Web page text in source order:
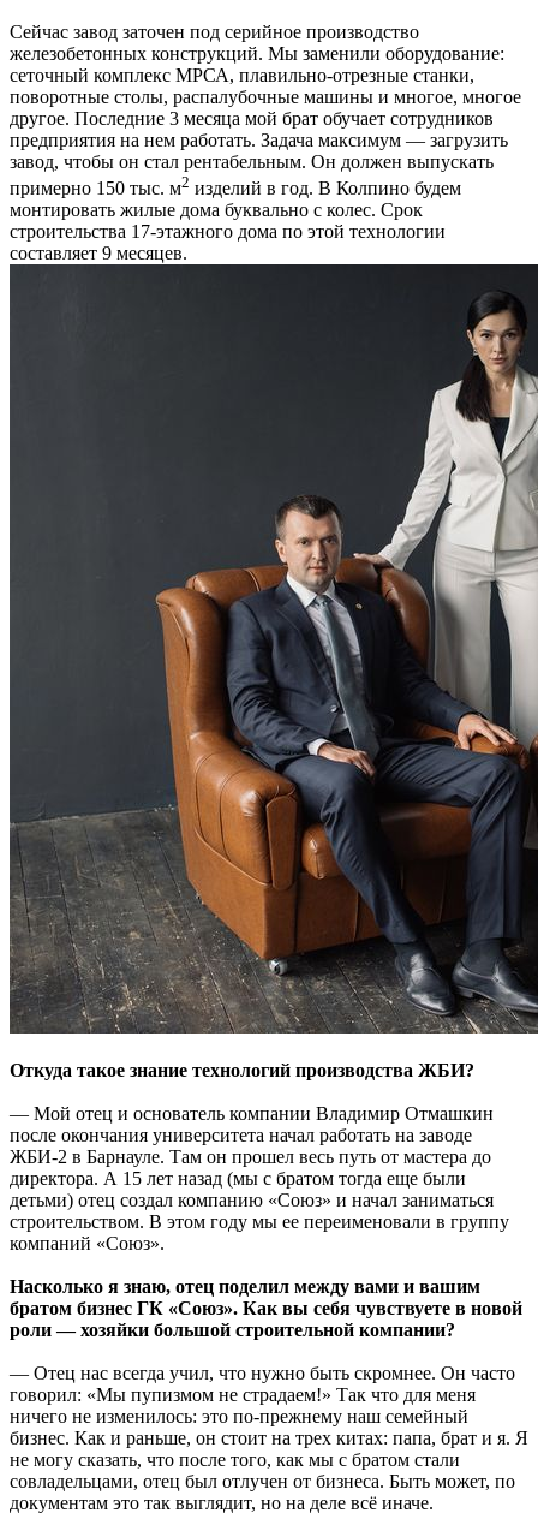
Сейчас завод заточен под серийное производство
железобетонных конструкций. Мы заменили оборудование:
сеточный комплекс МРСА, плавильно-отрезные станки,
поворотные столы, распалубочные машины и многое, многое
другое. Последние 3 месяца мой брат обучает сотрудников
предприятия на нем работать. Задача максимум — загрузить
завод, чтобы он стал рентабельным. Он должен выпускать
примерно 150 тыс. м2 изделий в год. В Колпино будем
монтировать жилые дома буквально с колес. Срок
строительства 17-этажного дома по этой технологии
составляет 9 месяцев.
Откуда такое знание технологий производства ЖБИ?
— Мой отец и основатель компании Владимир Отмашкин
после окончания университета начал работать на заводе
ЖБИ-2 в Барнауле. Там он прошел весь путь от мастера до
директора. А 15 лет назад (мы с братом тогда еще были
детьми) отец создал компанию «Союз» и начал заниматься
строительством. В этом году мы ее переименовали в группу
компаний «Союз».
Насколько я знаю, отец поделил между вами и вашим
братом бизнес ГК «Союз». Как вы себя чувствуете в новой
роли — хозяйки большой строительной компании?
— Отец нас всегда учил, что нужно быть скромнее. Он часто
говорил: «Мы пупизмом не страдаем!» Так что для меня
ничего не изменилось: это по-прежнему наш семейный
бизнес. Как и раньше, он стоит на трех китах: папа, брат и я. Я
не могу сказать, что после того, как мы с братом стали
совладельцами, отец был отлучен от бизнеса. Быть может, по
документам это так выглядит, но на деле всё иначе.